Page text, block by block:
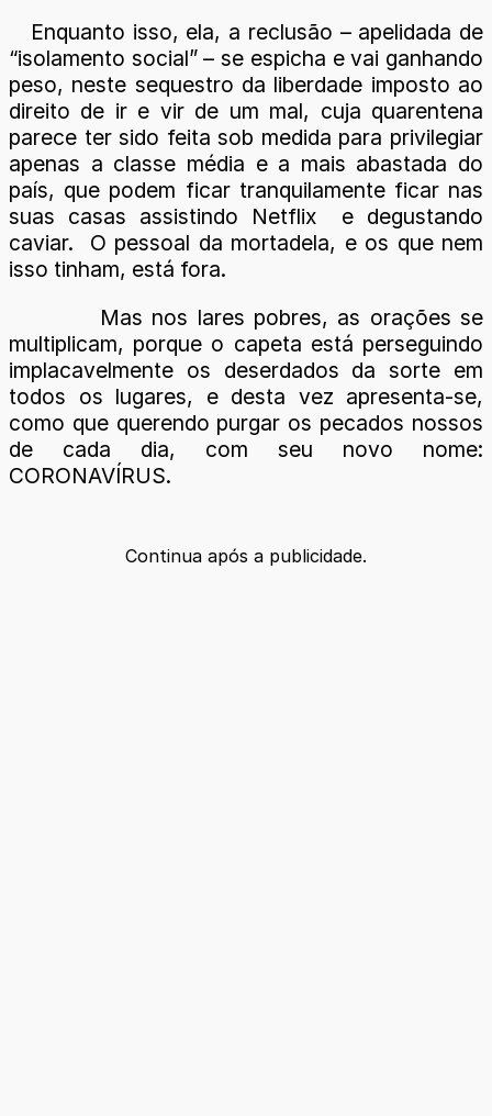
Enquanto isso, ela, a reclusão – apelidada de
“isolamento social” – se espicha e vai ganhando
peso, neste sequestro da liberdade imposto ao
direito de ir e vir de um mal, cuja quarentena
parece ter sido feita sob medida para privilegiar
apenas a classe média e a mais abastada do
país, que podem ficar tranquilamente ficar nas
suas casas assistindo Netflix e degustando
caviar. O pessoal da mortadela, e os que nem
isso tinham, está fora.
Mas nos lares pobres, as orações se
multiplicam, porque o capeta está perseguindo
implacavelmente os deserdados da sorte em
todos os lugares, e desta vez apresenta-se,
como que querendo purgar os pecados nossos
de cada dia, com seu novo nome:
CORONAVÍRUS.
Continua após a publicidade.